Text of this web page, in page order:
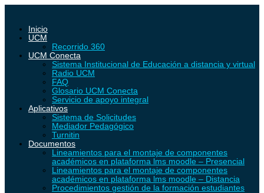
Inicio
UCM
Recorrido 360
UCM Conecta
Sistema Institucional de Educación a distancia y virtual
Radio UCM
FAQ
Glosario UCM Conecta
Servicio de apoyo integral
Aplicativos
Sistema de Solicitudes
Mediador Pedagógico
Turnitin
Documentos
Lineamientos para el montaje de componentes
académicos en plataforma lms moodle – Presencial
Lineamientos para el montaje de componentes
académicos en plataforma lms moodle – Distancia
Procedimientos gestión de la formación estudiantes